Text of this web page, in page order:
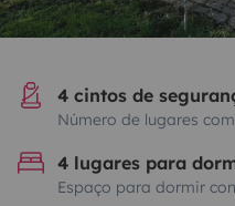
4 cintos de
Número de lugares
4 lugares para
Espaço para dormir